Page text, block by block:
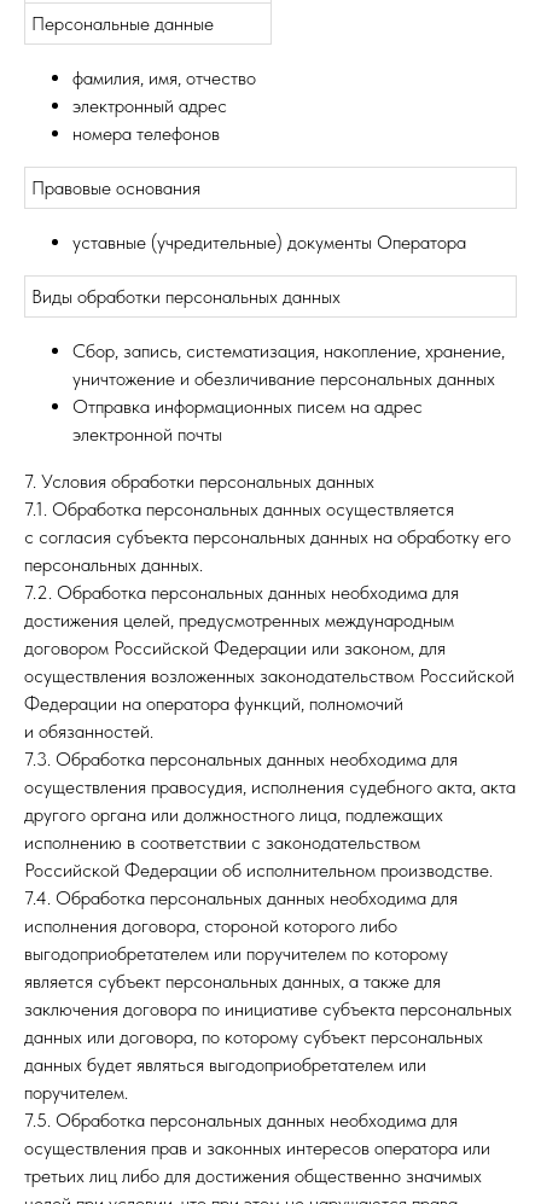
Персональные данные
фамилия, имя, отчество
электронный адрес
номера телефонов
Правовые основания
уставные (учредительные) документы Оператора
Виды обработки персональных данных
Сбор, запись, систематизация, накопление, хранение,
уничтожение и обезличивание персональных данных
Отправка информационных писем на адрес
электронной почты
7. Условия обработки персональных данных
7.1. Обработка персональных данных осуществляется
с согласия субъекта персональных данных на обработку его
персональных данных.
7.2. Обработка персональных данных необходима для
достижения целей, предусмотренных международным
договором Российской Федерации или законом, для
осуществления возложенных законодательством Российской
Федерации на оператора функций, полномочий
и обязанностей.
7.3. Обработка персональных данных необходима для
осуществления правосудия, исполнения судебного акта, акта
другого органа или должностного лица, подлежащих
исполнению в соответствии с законодательством
Российской Федерации об исполнительном производстве.
7.4. Обработка персональных данных необходима для
исполнения договора, стороной которого либо
выгодоприобретателем или поручителем по которому
является субъект персональных данных, а также для
заключения договора по инициативе субъекта персональных
данных или договора, по которому субъект персональных
данных будет являться выгодоприобретателем или
поручителем.
7.5. Обработка персональных данных необходима для
осуществления прав и законных интересов оператора или
третьих лиц либо для достижения общественно значимых